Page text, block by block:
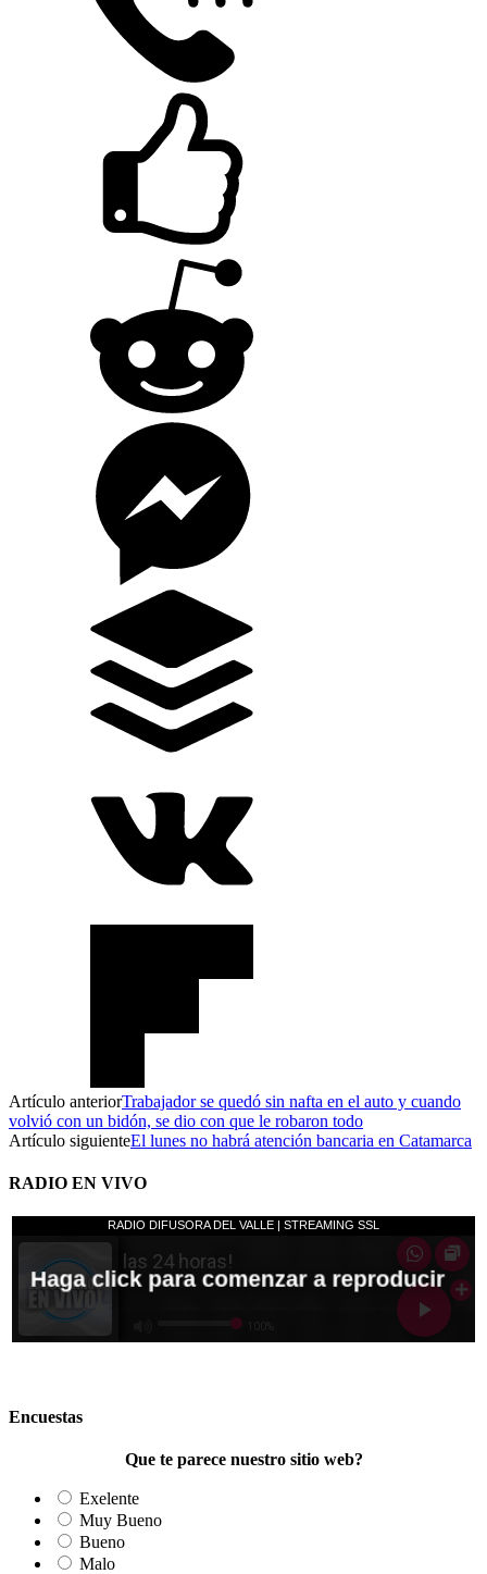
Artículo anteriorTrabajador se quedó sin nafta en el auto y cuando
volvió con un bidón, se dio con que le robaron todo
Artículo siguienteEl lunes no habrá atención bancaria en Catamarca
RADIO EN VIVO
Encuestas
Que te parece nuestro sitio web?
Exelente
Muy Bueno
Bueno
Malo